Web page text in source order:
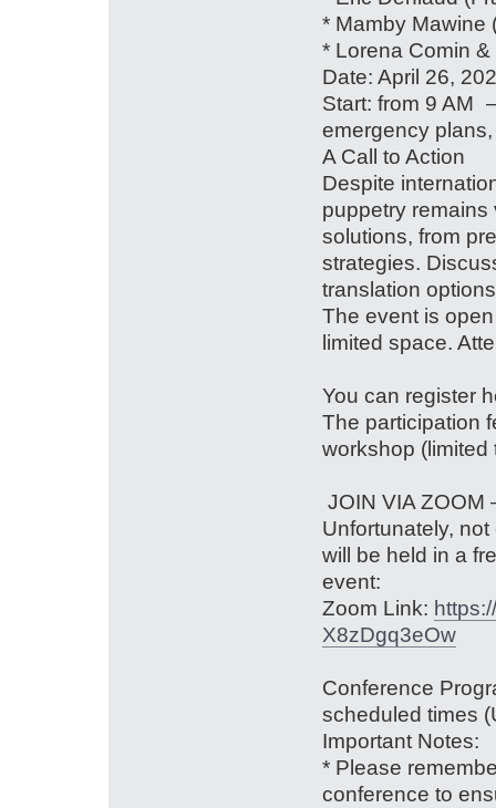
* Mamby Mawine
* Lorena Comin
Date: April 26,
Start: from 9 AM
emergency
A Call to Action
Despite
puppetry
solutions, from
strategies.
translation
The event is
limited space.
You can register
The participation
workshop
JOIN VIA ZOOM
Unfortunately,
will be held in a
event:
Zoom Link:
X8zDgq3eOw
Conference
scheduled times
Important Notes:
* Please
conference to